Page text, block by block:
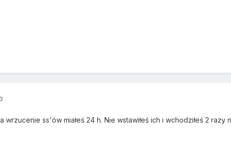
wrzucenie ss'ów miałeś 24 h. Nie wstawiłeś ich i wchodziłeś 2